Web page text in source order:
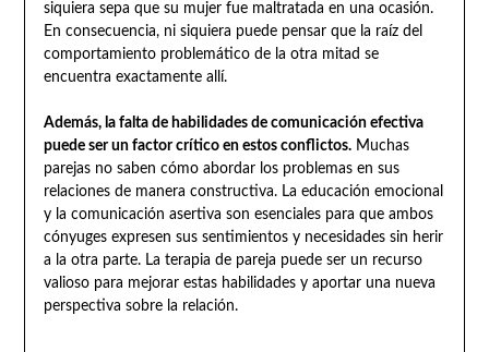
siquiera sepa que su mujer fue maltratada en una ocasión.
En consecuencia, ni siquiera puede pensar que la raíz del
comportamiento problemático de la otra mitad se
encuentra exactamente allí.
Además, la falta de habilidades de comunicación efectiva
puede ser un factor crítico en estos conflictos.Muchas
parejas no saben cómo abordar los problemas en sus
relaciones de manera constructiva. La educación emocional
y la comunicación asertiva son esenciales para que ambos
cónyuges expresen sus sentimientos y necesidades sin herir
a la otra parte. La terapia de pareja puede ser un recurso
valioso para mejorar estas habilidades y aportar una nueva
perspectiva sobre la relación.